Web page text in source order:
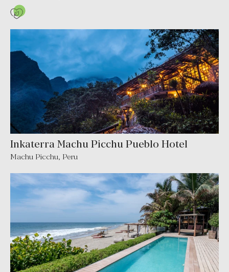
Inkaterra Machu Picchu Pueblo Hotel
Machu Picchu, Peru